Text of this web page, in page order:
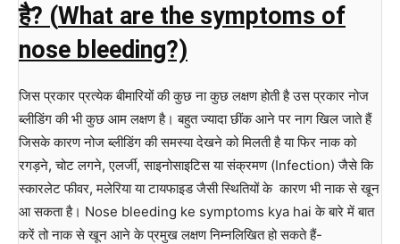
है? (What are the symptoms of
nose bleeding?)
जिस प्रकार प्रत्येक बीमारियों की कुछ ना कुछ लक्षण होती है उस प्रकार नोज
ब्लीडिंग की भी कुछ आम लक्षण है। बहुत ज्‍यादा छींक आने पर नाग खिल जाते हैं
जिसके कारण नोज ब्लीडिंग की समस्या देखने को मिलती है या फिर नाक को
रगड़ने, चोट लगने, एलर्जी, साइनोसाइटिस या संक्रमण (Infection) जैसे कि
स्‍कारलेट फीवर, मलेरिया या टायफाइड जैसी स्थितियों के कारण भी नाक से खून
आ सकता है। Nose bleeding ke symptoms kya hai के बारे में बात
करें तो नाक से खून आने के प्रमुख लक्षण निम्नलिखित हो सकते हैं-